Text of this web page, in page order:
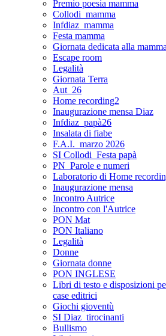
Premio poesia mamma
Collodi_mamma
Infdiaz_mamma
Festa mamma
Giornata dedicata alla mamma
Escape room
Legalità
Giornata Terra
Aut_26
Home recording2
Inaugurazione mensa Diaz
Infdiaz_papà26
Insalata di fiabe
F.A.I._marzo 2026
SI Collodi_Festa papà
PN_Parole e numeri
Laboratorio di Home
Inaugurazione mensa
Incontro Autrice
Incontro con l'Autrice
PON Mat
PON Italiano
Legalità
Donne
Giornata donne
PON INGLESE
Libri di testo e disposizioni
case editrici
Giochi gioventù
SI Diaz_tirocinanti
Bullismo